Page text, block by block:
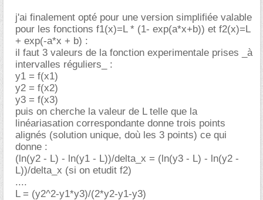
j'ai finalement opté pour une version simplifiée valable
pour les fonctions f1(x)=L * (1- exp(a*x+b)) et f2(x)=L
+ exp(-a*x + b) :
il faut 3 valeurs de la fonction experimentale prises _à
intervalles réguliers_ :
y1 = f(x1)
y2 = f(x2)
y3 = f(x3)
puis on cherche la valeur de L telle que la
linéariasation correspondante donne trois points
alignés (solution unique, doù les 3 points) ce qui
donne :
(ln(y2 - L) - ln(y1 - L))/delta_x = (ln(y3 - L) - ln(y2 -
L))/delta_x (si on etudit f2)
....
L = (y2^2-y1*y3)/(2*y2-y1-y3)